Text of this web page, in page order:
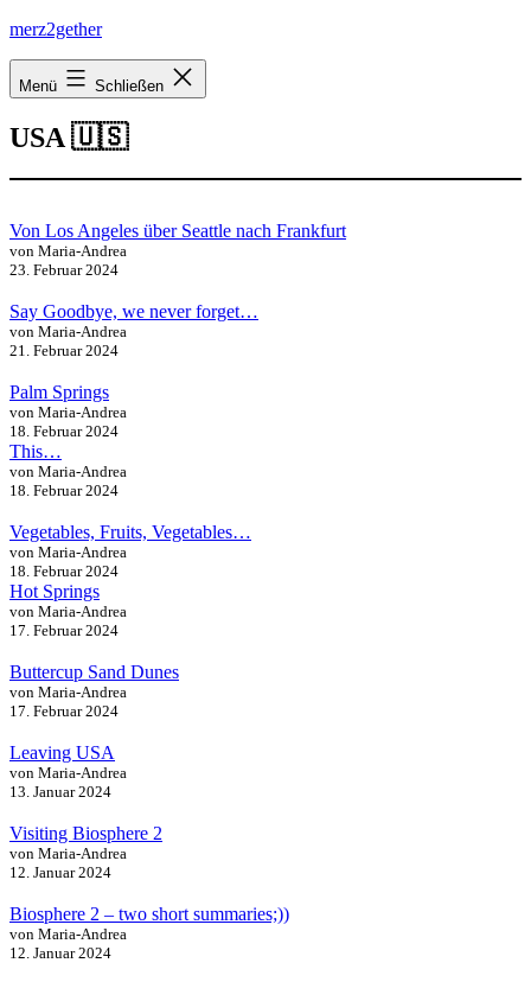
Zum
springen
merz2gether
Menü Schließen
USA 🇺🇸
Von Los Angeles über Seattle nach Frankfurt
von Maria-Andrea
23. Februar 2024
Say Goodbye, we never forget…
von Maria-Andrea
21. Februar 2024
Palm Springs
von Maria-Andrea
18. Februar 2024
This…
von Maria-Andrea
18. Februar 2024
Vegetables, Fruits, Vegetables…
von Maria-Andrea
18. Februar 2024
Hot Springs
von Maria-Andrea
17. Februar 2024
Buttercup Sand Dunes
von Maria-Andrea
17. Februar 2024
Leaving USA
von Maria-Andrea
13. Januar 2024
Visiting Biosphere 2
von Maria-Andrea
12. Januar 2024
Biosphere 2 – two short summaries;))
von Maria-Andrea
12. Januar 2024